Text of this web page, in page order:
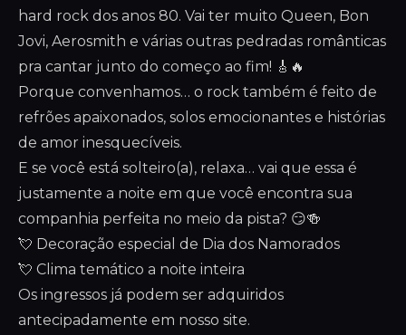
hard rock dos anos 80. Vai ter muito Queen, Bon
Jovi, Aerosmith e várias outras pedradas românticas
pra cantar junto do começo ao fim! 🎸🔥
Porque convenhamos… o rock também é feito de
refrões apaixonados, solos emocionantes e histórias
de amor inesquecíveis.
E se você está solteiro(a), relaxa… vai que essa é
justamente a noite em que você encontra sua
companhia perfeita no meio da pista? 😏🍻
💘 Decoração especial de Dia dos Namorados
💘 Clima temático a noite inteira
Os ingressos já podem ser adquiridos
antecipadamente em nosso site.